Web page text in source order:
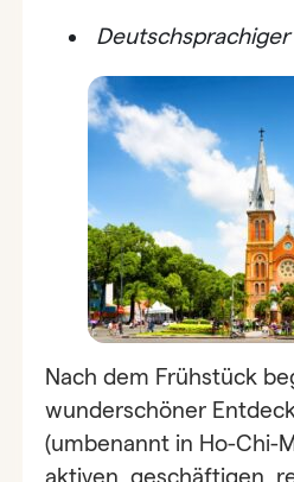
Nach dem Frühstück
wunderschöner
(umbenannt in Ho-Chi-
aktiven, geschäftigen,